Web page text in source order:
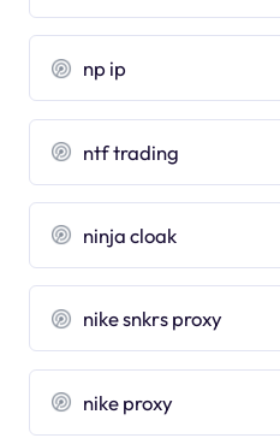
np ip
ntf trading
ninja cloak
nike snkrs proxy
nike proxy